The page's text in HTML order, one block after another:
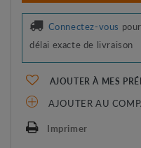
Connectez-vous
délai exacte de livraison
AJOUTER À MES
AJOUTER AU
Imprimer